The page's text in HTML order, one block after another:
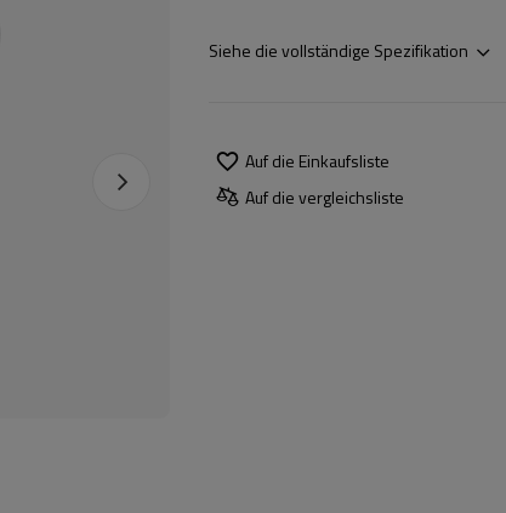
Siehe die vollständige Spezifikation
Auf die Einkaufsliste
Auf die vergleichsliste